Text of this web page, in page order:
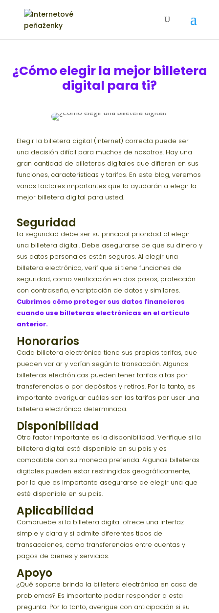
¿Cómo elegir la mejor billetera
digital para ti?
Elegir la billetera digital (Internet) correcta puede ser
una decisión difícil para muchos de nosotros. Hay una
gran cantidad de billeteras digitales que difieren en sus
funciones, características y tarifas. En este blog, veremos
varios factores importantes que lo ayudarán a elegir la
mejor billetera digital para usted.
Seguridad
La seguridad debe ser su principal prioridad al elegir
una billetera digital. Debe asegurarse de que su dinero y
sus datos personales estén seguros. Al elegir una
billetera electrónica, verifique si tiene funciones de
seguridad, como verificación en dos pasos, protección
con contraseña, encriptación de datos y similares.
Cubrimos cómo proteger sus datos financieros
cuando use billeteras electrónicas en el artículo
anterior.
Honorarios
Cada billetera electrónica tiene sus propias tarifas, que
pueden variar y varían según la transacción. Algunas
billeteras electrónicas pueden tener tarifas altas por
transferencias o por depósitos y retiros. Por lo tanto, es
importante averiguar cuáles son las tarifas por usar una
billetera electrónica determinada.
Disponibilidad
Otro factor importante es la disponibilidad. Verifique si la
billetera digital está disponible en su país y es
compatible con su moneda preferida. Algunas billeteras
digitales pueden estar restringidas geográficamente,
por lo que es importante asegurarse de elegir una que
esté disponible en su país.
Aplicabilidad
Compruebe si la billetera digital ofrece una interfaz
simple y clara y si admite diferentes tipos de
transacciones, como transferencias entre cuentas y
pagos de bienes y servicios.
Apoyo
¿Qué soporte brinda la billetera electrónica en caso de
problemas? Es importante poder responder a esta
pregunta. Por lo tanto, averigüe con anticipación si su